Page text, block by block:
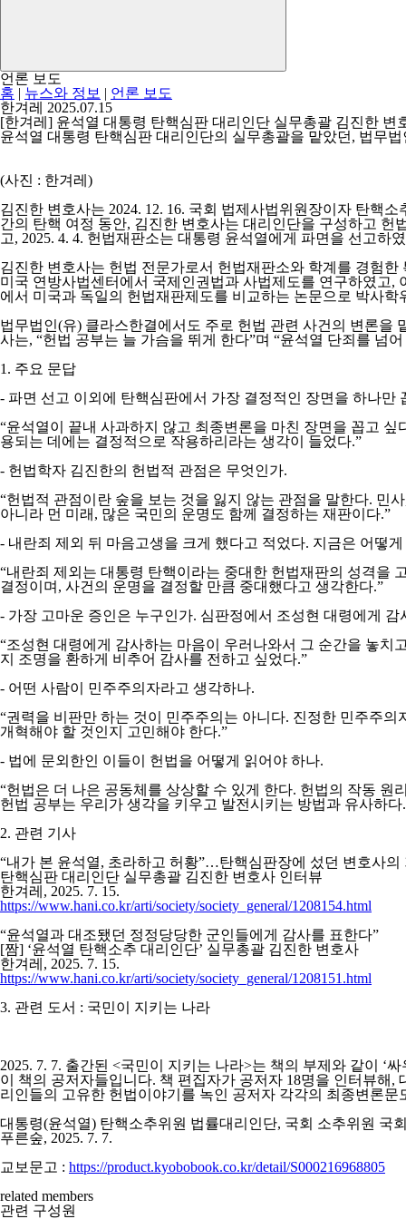
언론 보도
홈 | 뉴스와 정보 | 언론 보도
한겨레 2025.07.15
[한겨레] 윤석열 대통령 탄핵심판 대리인단 실무총괄 김진한 변
윤석열 대통령 탄핵심판 대리인단의 실무총괄을 맡았던, 법무
(사진 : 한겨레)
김진한 변호사는 2024. 12. 16. 국회 법제사법위원장이자 탄핵
간의 탄핵 여정 동안, 김진한 변호사는 대리인단을 구성하고
고, 2025. 4. 4. 헌법재판소는 대통령 윤석열에게 파면을 선고하
김진한 변호사는 헌법 전문가로서 헌법재판소와 학계를 경험
미국 연방사법센터에서 국제인권법과 사법제도를 연구하였고,
에서 미국과 독일의 헌법재판제도를 비교하는 논문으로 박사
법무법인(유) 클라스한결에서도 주로 헌법 관련 사건의 변론을
사는, “헌법 공부는 늘 가슴을 뛰게 한다”며 “윤석열 단죄를 넘
1. 주요 문답
- 파면 선고 이외에 탄핵심판에서 가장 결정적인 장면을 하나만
“윤석열이 끝내 사과하지 않고 최종변론을 마친 장면을 꼽고
용되는 데에는 결정적으로 작용하리라는 생각이 들었다.”
- 헌법학자 김진한의 헌법적 관점은 무엇인가.
“헌법적 관점이란 숲을 보는 것을 잃지 않는 관점을 말한다. 민
아니라 먼 미래, 많은 국민의 운명도 함께 결정하는 재판이다.”
- 내란죄 제외 뒤 마음고생을 크게 했다고 적었다. 지금은 어떻
“내란죄 제외는 대통령 탄핵이라는 중대한 헌법재판의 성격을
결정이며, 사건의 운명을 결정할 만큼 중대했다고 생각한다.”
- 가장 고마운 증인은 누구인가. 심판정에서 조성현 대령에게 감
“조성현 대령에게 감사하는 마음이 우러나와서 그 순간을 놓치
지 조명을 환하게 비추어 감사를 전하고 싶었다.”
- 어떤 사람이 민주주의자라고 생각하나.
“권력을 비판만 하는 것이 민주주의는 아니다. 진정한 민주주
개혁해야 할 것인지 고민해야 한다.”
- 법에 문외한인 이들이 헌법을 어떻게 읽어야 하나.
“헌법은 더 나은 공동체를 상상할 수 있게 한다. 헌법의 작동
헌법 공부는 우리가 생각을 키우고 발전시키는 방법과 유사하다
2. 관련 기사
“내가 본 윤석열, 초라하고 허황”…탄핵심판장에 섰던 변호사의
탄핵심판 대리인단 실무총괄 김진한 변호사 인터뷰
한겨레, 2025. 7. 15.
https://www.hani.co.kr/arti/society/society_general/1208154.html
“윤석열과 대조됐던 정정당당한 군인들에게 감사를 표한다”
[짬] ‘윤석열 탄핵소추 대리인단’ 실무총괄 김진한 변호사
한겨레, 2025. 7. 15.
https://www.hani.co.kr/arti/society/society_general/1208151.html
3. 관련 도서 : 국민이 지키는 나라
2025. 7. 7. 출간된 <국민이 지키는 나라>는 책의 부제와 같이 ‘
이 책의 공저자들입니다. 책 편집자가 공저자 18명을 인터뷰해
리인들의 고유한 헌법이야기를 녹인 공저자 각각의 최종변론문
대통령(윤석열) 탄핵소추위원 법률대리인단, 국회 소추위원 국
푸른숲, 2025. 7. 7.
교보문고 : https://product.kyobobook.co.kr/detail/S000216968805
related members
관련 구성원